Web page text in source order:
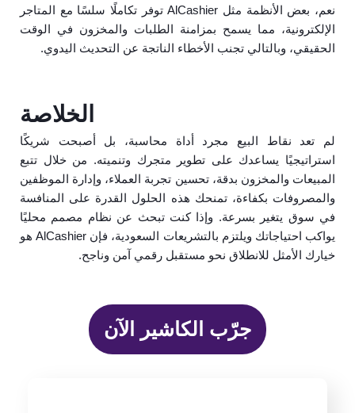
نعم، بعض الأنظمة مثل AlCashier توفر تكاملًا سلسًا مع المتاجر
الإلكترونية، مما يسمح بمزامنة الطلبات والمخزون في الوقت
الحقيقي، وبالتالي تجنب الأخطاء الناتجة عن التحديث اليدوي.
الخلاصة
لم تعد نقاط البيع مجرد أداة محاسبة، بل أصبحت شريكًا
استراتيجيًا يساعدك على تطوير متجرك وتنميته. من خلال تتبع
المبيعات والمخزون بدقة، تحسين تجربة العملاء، وإدارة الموظفين
والمصروفات بكفاءة، تمنحك هذه الحلول القدرة على المنافسة
في سوق يتغير بسرعة. وإذا كنت تبحث عن نظام مصمم محليًا
يواكب احتياجاتك ويلتزم بالتشريعات السعودية، فإن AlCashier هو
خيارك الأمثل للانطلاق نحو مستقبل رقمي آمن وناجح.
جرّب الكاشير الآن